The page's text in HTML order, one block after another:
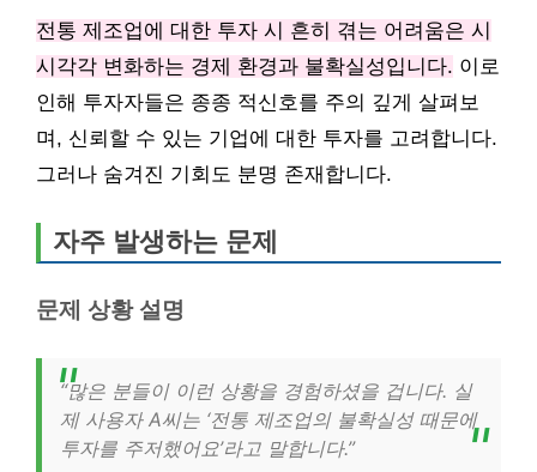
전통 제조업에 대한 투자 시 흔히 겪는 어려움은 시
시각각 변화하는 경제 환경과 불확실성입니다. 이로
인해 투자자들은 종종 적신호를 주의 깊게 살펴보
며, 신뢰할 수 있는 기업에 대한 투자를 고려합니다.
그러나 숨겨진 기회도 분명 존재합니다.
자주 발생하는 문제
문제 상황 설명
“많은 분들이 이런 상황을 경험하셨을 겁니다. 실
제 사용자 A씨는 ‘전통 제조업의 불확실성 때문에
투자를 주저했어요’라고 말합니다.”